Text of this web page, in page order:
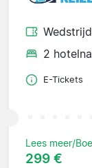
2
E-Tickets
Lees meer/
299 €